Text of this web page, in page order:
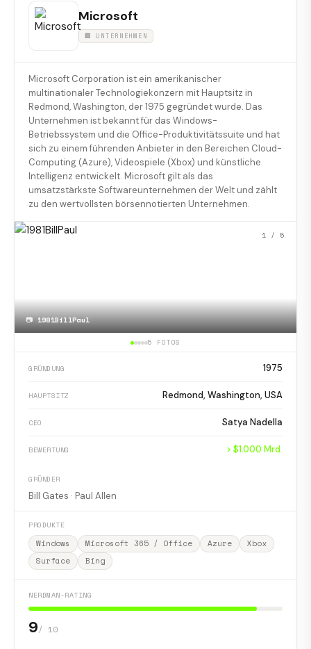
Microsoft
🏢 UNTERNEHMEN
Microsoft Corporation ist ein amerikanischer
multinationaler Technologiekonzern mit Hauptsitz in
Redmond, Washington, der 1975 gegründet wurde. Das
Unternehmen ist bekannt für das Windows-
Betriebssystem und die Office-Produktivitätssuite und hat
sich zu einem führenden Anbieter in den Bereichen Cloud-
Computing (Azure), Videospiele (Xbox) und künstliche
Intelligenz entwickelt. Microsoft gilt als das
umsatzstärkste Softwareunternehmen der Welt und zählt
zu den wertvollsten börsennotierten Unternehmen.
📷1981BillPaul
1 / 5
5 FOTOS
GRÜNDUNG 1975
HAUPTSITZ Redmond, Washington, USA
CEO Satya Nadella
BEWERTUNG > $1.000 Mrd.
GRÜNDER
Bill Gates · Paul Allen
PRODUKTE
Windows Microsoft 365 / Office Azure
Xbox
Surface
Bing
NERDMAN-RATING
9/ 10